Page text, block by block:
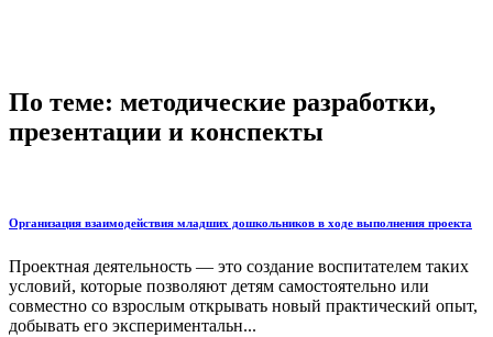
По теме: методические разработки,
презентации и конспекты
Организация взаимодействия младших дошкольников в ходе выполнения проекта
Проектная деятельность — это создание воспитателем таких
условий, которые позволяют детям самостоятельно или
совместно со взрослым открывать новый практический опыт,
добывать его экспериментальн...